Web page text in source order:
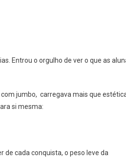
Entrou o orgulho de ver o que as
jumbo, carregava mais que
si mesma:
de cada conquista, o peso leve da